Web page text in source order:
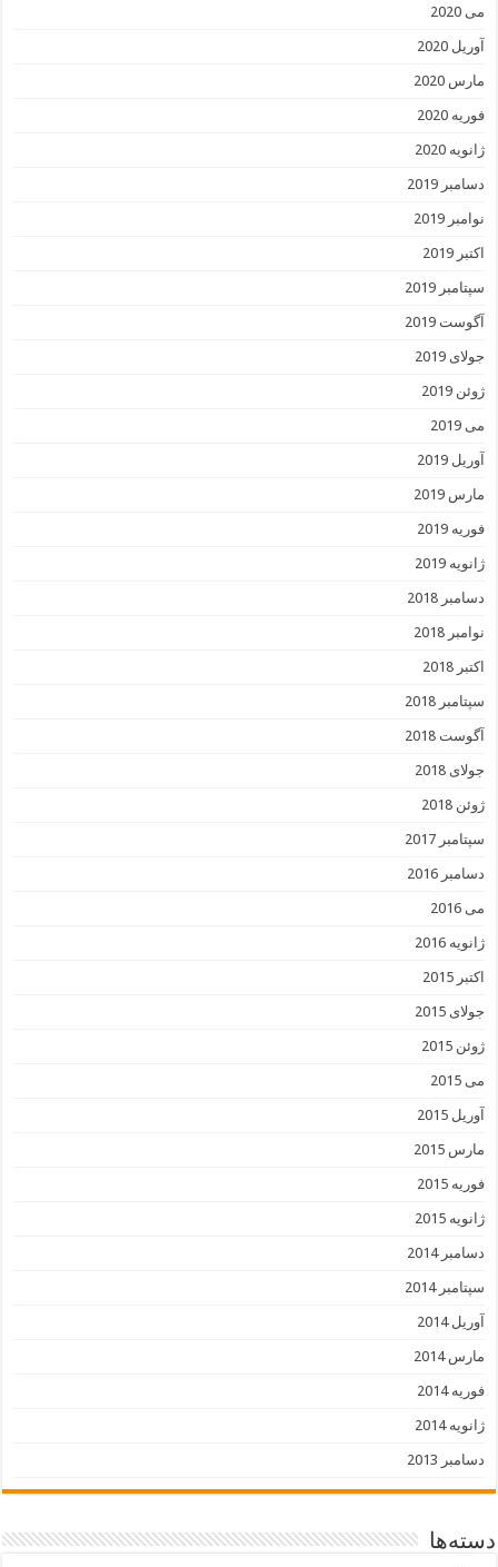
می 2020
آوریل 2020
مارس 2020
فوریه 2020
ژانویه 2020
دسامبر 2019
نوامبر 2019
اکتبر 2019
سپتامبر 2019
آگوست 2019
جولای 2019
ژوئن 2019
می 2019
آوریل 2019
مارس 2019
فوریه 2019
ژانویه 2019
دسامبر 2018
نوامبر 2018
اکتبر 2018
سپتامبر 2018
آگوست 2018
جولای 2018
ژوئن 2018
سپتامبر 2017
دسامبر 2016
می 2016
ژانویه 2016
اکتبر 2015
جولای 2015
ژوئن 2015
می 2015
آوریل 2015
مارس 2015
فوریه 2015
ژانویه 2015
دسامبر 2014
سپتامبر 2014
آوریل 2014
مارس 2014
فوریه 2014
ژانویه 2014
دسامبر 2013
دسته‌ها